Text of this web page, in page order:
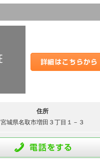
住所
宮城県名取市増田３丁目１－３